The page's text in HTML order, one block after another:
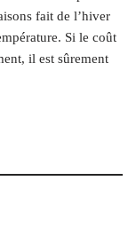
fait de l’hiver
Si le coût
il est sûrement